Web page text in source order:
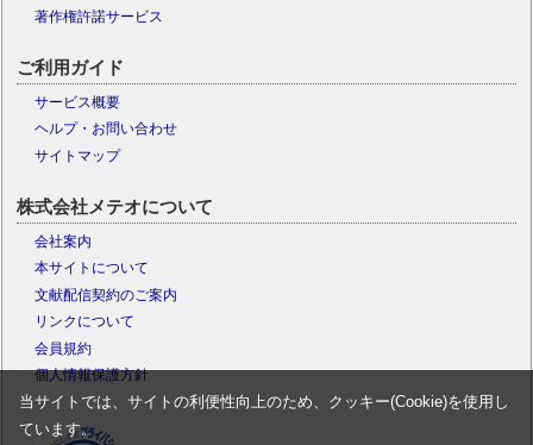
著作権許諾サービス
ご利用ガイド
サービス概要
ヘルプ・お問い合わせ
サイトマップ
株式会社メテオについて
会社案内
本サイトについて
文献配信契約のご案内
リンクについて
会員規約
個人情報保護方針
当サイトでは、サイトの利便性向上のため、クッキー(Cookie)を使用し
ています。